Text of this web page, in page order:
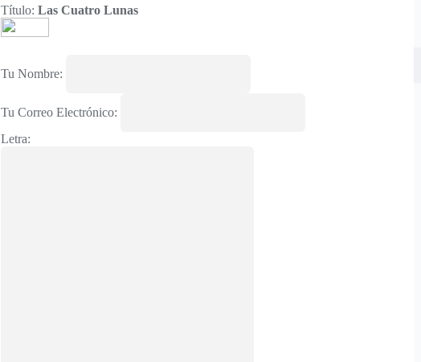
Título: Las Cuatro Lunas
Tu Nombre:
Tu Correo Electrónico:
Letra: